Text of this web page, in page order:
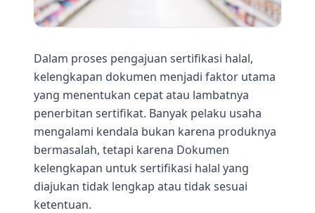
Dalam proses pengajuan sertifikasi halal,
kelengkapan dokumen menjadi faktor utama
yang menentukan cepat atau lambatnya
penerbitan sertifikat. Banyak pelaku usaha
mengalami kendala bukan karena produknya
bermasalah, tetapi karena Dokumen
kelengkapan untuk sertifikasi halal yang
diajukan tidak lengkap atau tidak sesuai
ketentuan.